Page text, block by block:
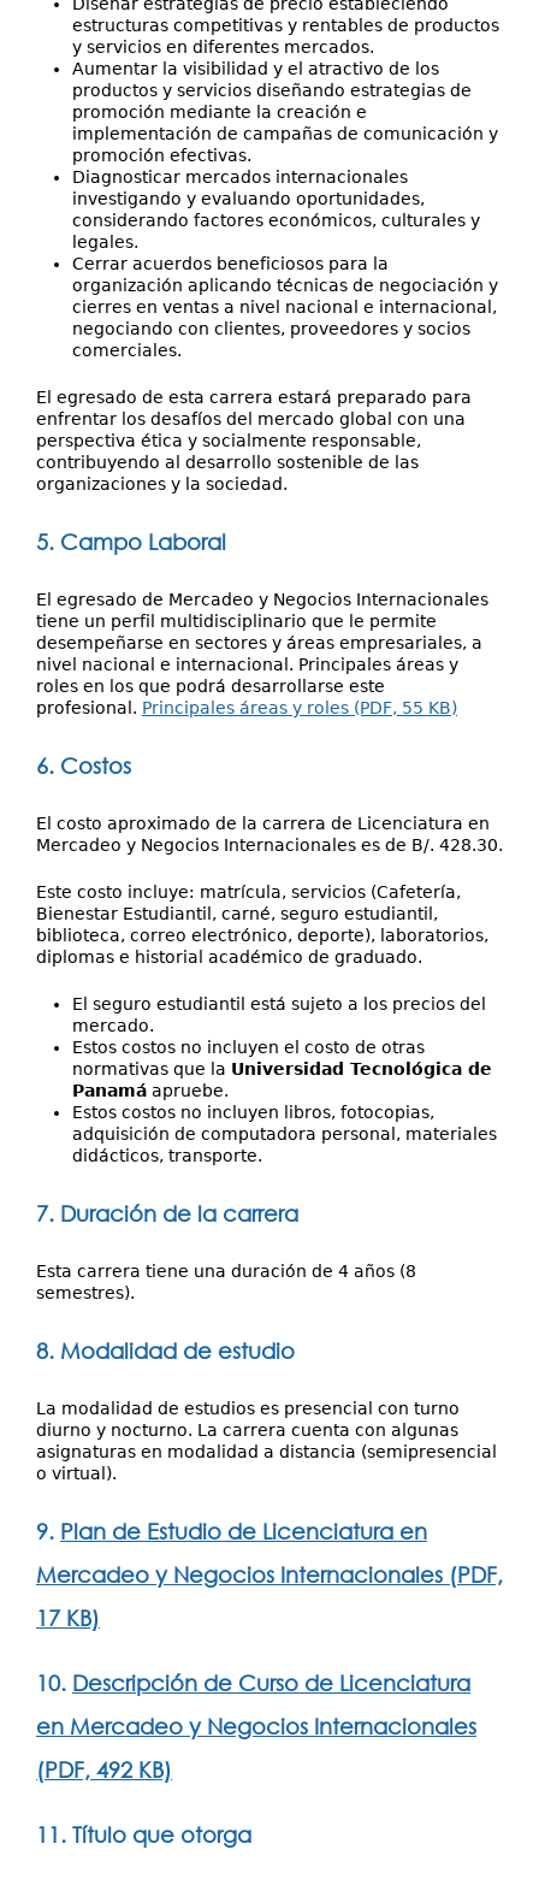
estructuras competitivas y rentables de productos
y servicios en diferentes mercados.
Aumentar la visibilidad y el atractivo de los
productos y servicios diseñando estrategias de
promoción mediante la creación e
implementación de campañas de comunicación y
promoción efectivas.
Diagnosticar mercados internacionales
investigando y evaluando oportunidades,
considerando factores económicos, culturales y
legales.
Cerrar acuerdos beneficiosos para la
organización aplicando técnicas de negociación y
cierres en ventas a nivel nacional e internacional,
negociando con clientes, proveedores y socios
comerciales.
El egresado de esta carrera estará preparado para
enfrentar los desafíos del mercado global con una
perspectiva ética y socialmente responsable,
contribuyendo al desarrollo sostenible de las
organizaciones y la sociedad.
5. Campo Laboral
El egresado de Mercadeo y Negocios Internacionales
tiene un perfil multidisciplinario que le permite
desempeñarse en sectores y áreas empresariales, a
nivel nacional e internacional. Principales áreas y
roles en los que podrá desarrollarse este
profesional. Principales áreas y roles (PDF, 55 KB)
6. Costos
El costo aproximado de la carrera de Licenciatura en
Mercadeo y Negocios Internacionales es de B/. 428.30.
Este costo incluye: matrícula, servicios (Cafetería,
Bienestar Estudiantil, carné, seguro estudiantil,
biblioteca, correo electrónico, deporte), laboratorios,
diplomas e historial académico de graduado.
El seguro estudiantil está sujeto a los precios del
mercado.
Estos costos no incluyen el costo de otras
normativas que la Universidad Tecnológica de
Panamá apruebe.
Estos costos no incluyen libros, fotocopias,
adquisición de computadora personal, materiales
didácticos, transporte.
7. Duración de la carrera
Esta carrera tiene una duración de 4 años (8
semestres).
8. Modalidad de estudio
La modalidad de estudios es presencial con turno
diurno y nocturno. La carrera cuenta con algunas
asignaturas en modalidad a distancia (semipresencial
o virtual).
9. Plan de Estudio de Licenciatura en
Mercadeo y Negocios Internacionales (PDF,
17 KB)
10. Descripción de Curso de Licenciatura
en Mercadeo y Negocios Internacionales
(PDF, 492 KB)
11. Título que otorga